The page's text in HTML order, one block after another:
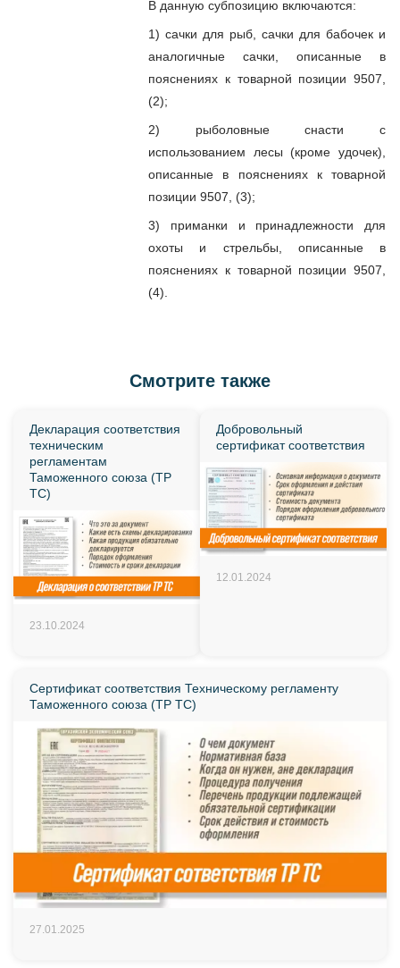
В данную субпозицию включаются:
1) сачки для рыб, сачки для бабочек и
аналогичные сачки, описанные в
пояснениях к товарной позиции 9507,
(2);
2) рыболовные снасти с
использованием лесы (кроме удочек),
описанные в пояснениях к товарной
позиции 9507, (3);
3) приманки и принадлежности для
охоты и стрельбы, описанные в
пояснениях к товарной позиции 9507,
(4).
Смотрите также
Декларация соответствия
техническим
регламентам
Таможенного союза (ТР
ТС)
23.10.2024
Добровольный
сертификат соответствия
12.01.2024
Сертификат соответствия Техническому регламенту
Таможенного союза (ТР ТС)
27.01.2025